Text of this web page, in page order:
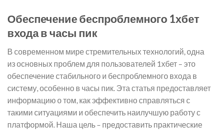
Обеспечение беспроблемного 1хбет
входа в часы пик
В современном мире стремительных технологий, одна
из основных проблем для пользователей 1хбет – это
обеспечение стабильного и беспроблемного входа в
систему, особенно в часы пик. Эта статья предоставляет
информацию о том, как эффективно справляться с
такими ситуациями и обеспечить наилучшую работу с
платформой. Наша цель – предоставить практические